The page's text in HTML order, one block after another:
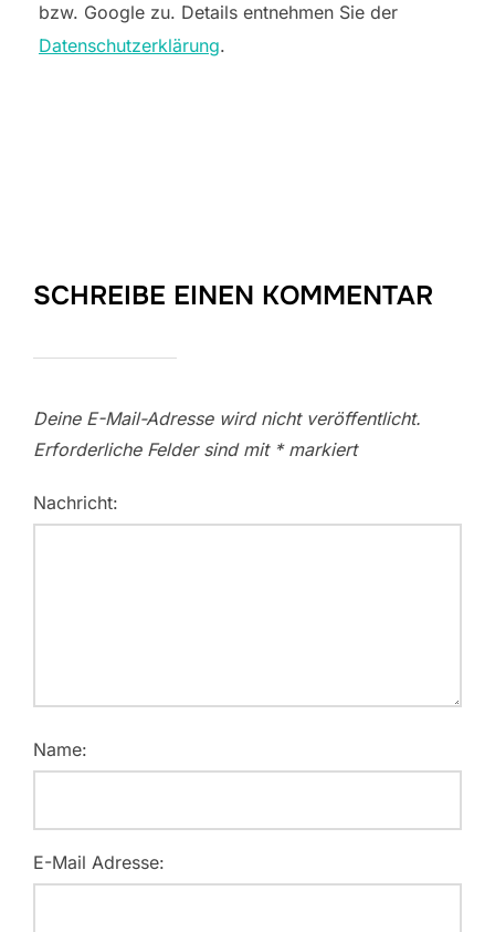
bzw. Google zu. Details entnehmen Sie der
Datenschutzerklärung.
SCHREIBE EINEN KOMMENTAR
Deine E-Mail-Adresse wird nicht veröffentlicht.
Erforderliche Felder sind mit *markiert
Nachricht:
Name:
E-Mail Adresse: